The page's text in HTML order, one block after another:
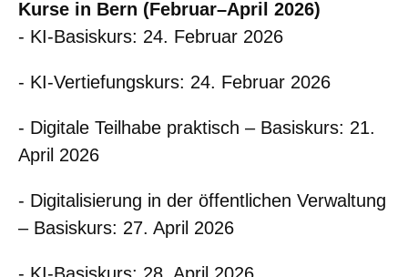
Kurse in Bern (Februar–April 2026)
- KI-Basiskurs: 24. Februar 2026
- KI-Vertiefungskurs: 24. Februar 2026
- Digitale Teilhabe praktisch – Basiskurs: 21.
April 2026
- Digitalisierung in der öffentlichen Verwaltung
– Basiskurs: 27. April 2026